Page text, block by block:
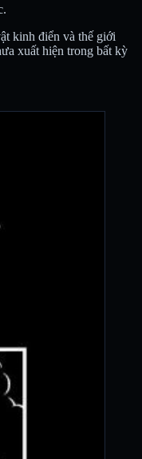
kinh điển và thế giới
xuất hiện trong bất kỳ